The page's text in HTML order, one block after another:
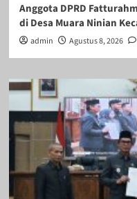
Anggota DPRD
di Desa Muara Ninian
admin Agustus 8, 2026